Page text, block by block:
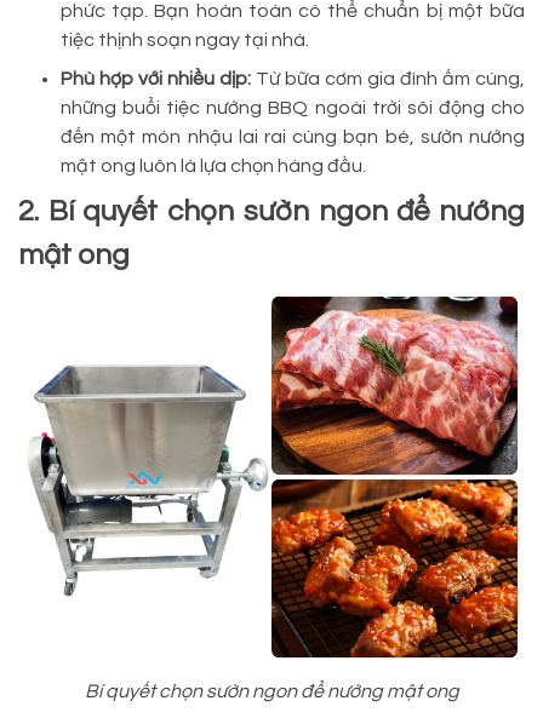
phức tạp. Bạn hoàn toàn có thể chuẩn bị một bữa
tiệc thịnh soạn ngay tại nhà.
Phù hợp với nhiều dịp: Từ bữa cơm gia đình ấm cúng,
những buổi tiệc nướng BBQ ngoài trời sôi động cho
đến một món nhậu lai rai cùng bạn bè, sườn nướng
mật ong luôn là lựa chọn hàng đầu.
2. Bí quyết chọn sườn ngon để nướng
mật ong
Bí quyết chọn sườn ngon để nướng mật ong